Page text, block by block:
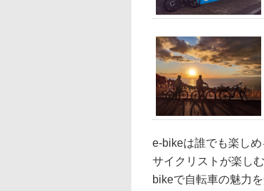
e-bikeは誰でも楽し
サイクリストが楽し
bikeで自転車の魅力